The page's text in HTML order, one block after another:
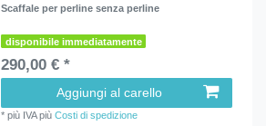
Scaffale per perline senza perline
disponibile immediatamente
290,00 € *
Aggiungi al carello
*più IVApiùCosti di spedizione